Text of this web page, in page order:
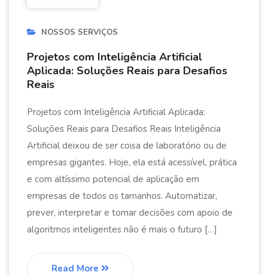
NOSSOS SERVIÇOS
Projetos com Inteligência Artificial
Aplicada: Soluções Reais para Desafios
Reais
Projetos com Inteligência Artificial Aplicada:
Soluções Reais para Desafios Reais Inteligência
Artificial deixou de ser coisa de laboratório ou de
empresas gigantes. Hoje, ela está acessível, prática
e com altíssimo potencial de aplicação em
empresas de todos os tamanhos. Automatizar,
prever, interpretar e tomar decisões com apoio de
algoritmos inteligentes não é mais o futuro […]
Read More